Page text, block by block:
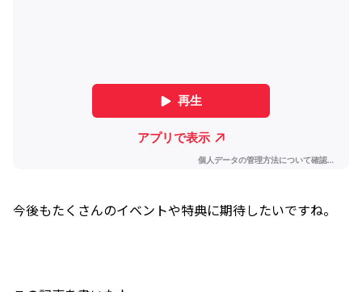
今後もたくさんのイベントや特典に期待したいですね。